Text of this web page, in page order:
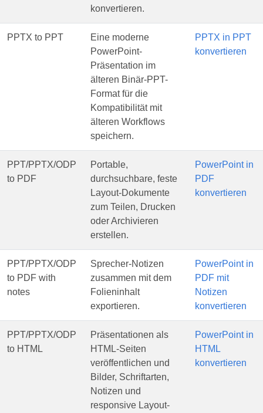
konvertieren.
PPTX to PPT
Eine moderne
PowerPoint-
Präsentation im
älteren Binär-PPT-
Format für die
Kompatibilität mit
älteren Workflows
speichern.
PPTX in PPT
konvertieren
PPT/PPTX/ODP
to PDF
Portable,
durchsuchbare, feste
Layout-Dokumente
zum Teilen, Drucken
oder Archivieren
erstellen.
PowerPoint in
PDF
konvertieren
PPT/PPTX/ODP
to PDF with
notes
Sprecher-Notizen
zusammen mit dem
Folieninhalt
exportieren.
PowerPoint in
PDF mit
Notizen
konvertieren
PPT/PPTX/ODP
to HTML
Präsentationen als
HTML-Seiten
veröffentlichen und
Bilder, Schriftarten,
Notizen und
responsive Layout-
PowerPoint in
HTML
konvertieren